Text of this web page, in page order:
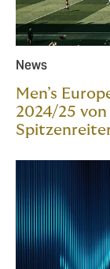
News
Men’s
2024/25